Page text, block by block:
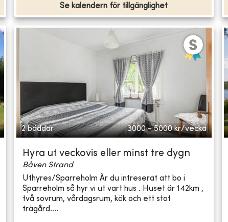
Se kalendern för tillgänglighet
2 bäddar 3000 - 5000 kr/vecka
Hyra ut veckovis eller minst tre dygn
Båven Strand
Uthyres/Sparreholm Är du intreserat att bo i
Sparreholm så hyr vi ut vart hus . Huset är 142km ,
två sovrum, vårdagsrum, kök och ett stot
trägård....